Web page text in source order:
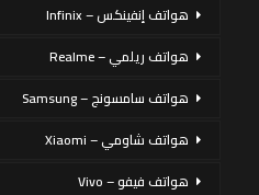
هواتف إنفينكس – Infinix
هواتف ريلمي – Realme
هواتف سامسونج – Samsung
هواتف شاومي – Xiaomi
هواتف فيفو – Vivo